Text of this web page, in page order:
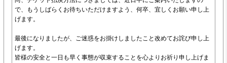
で、もうしばらくお待ちいただけますよう、何卒、宜しくお願い申し上
げます。
最後になりましたが、ご迷惑をお掛けしましたこと改めてお詫び申し上
げます。
皆様の安全と一日も早く事態が収束することを心よりお祈り申し上げま